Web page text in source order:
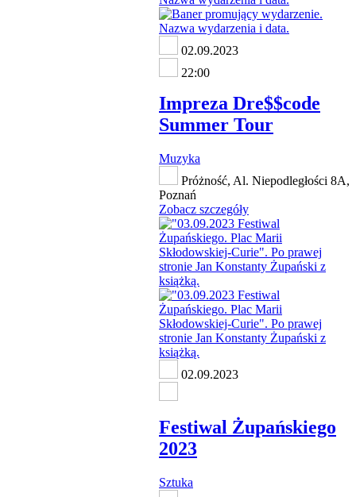
02.09.2023
22:00
Impreza Dre$$code
Summer Tour
Muzyka
Próżność, Al. Niepodległości 8A,
Poznań
Zobacz szczegóły
02.09.2023
Festiwal Żupańskiego
2023
Sztuka